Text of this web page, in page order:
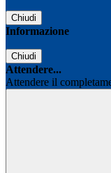
Chiudi
Informazione
Chiudi
Attendere...
Attendere il